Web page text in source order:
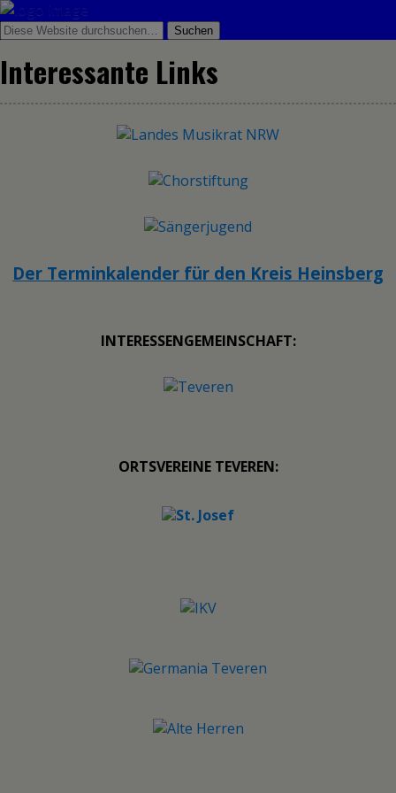
Interessante Links
Der Terminkalender für den Kreis Heinsberg
INTERESSENGEMEINSCHAFT:
ORTSVEREINE TEVEREN: